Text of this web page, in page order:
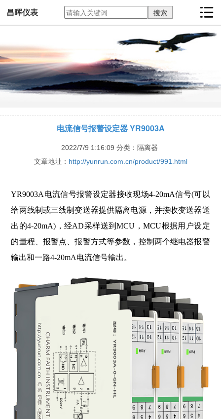
昌晖仪表
电流信号报警设定器 YR9003A
2022/7/9 1:16:09 分类：隔离器
文章地址： http://yunrun.com.cn/product/991.html
YR9003A电流信号报警设定器接收现场4-20mA信号(可以
给两线制或三线制变送器提供隔离电源，并接收变送器送
出的4-20mA)，经AD采样送到MCU，MCU根据用户设定
的量程、报警点、报警方式等参数，控制两个继电器报警
输出和一路4-20mA电流信号输出。